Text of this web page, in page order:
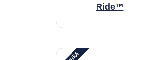
Ride™